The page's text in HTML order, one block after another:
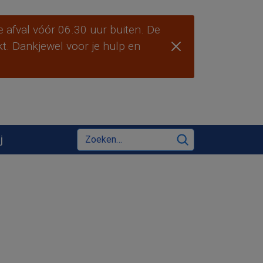
afval vóór 06.30 uur buiten. De
Dankjewel voor je hulp en
Zoeken
Zoeken